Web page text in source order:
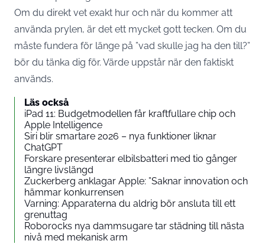
Om du direkt vet exakt hur och när du kommer att
använda prylen, är det ett mycket gott tecken. Om du
måste fundera för länge på ”vad skulle jag ha den till?”
bör du tänka dig för. Värde uppstår när den faktiskt
används.
Läs också
iPad 11: Budgetmodellen får kraftfullare chip och
Apple Intelligence
Siri blir smartare 2026 – nya funktioner liknar
ChatGPT
Forskare presenterar elbilsbatteri med tio gånger
längre livslängd
Zuckerberg anklagar Apple: ”Saknar innovation och
hämmar konkurrensen
Varning: Apparaterna du aldrig bör ansluta till ett
grenuttag
Roborocks nya dammsugare tar städning till nästa
nivå med mekanisk arm